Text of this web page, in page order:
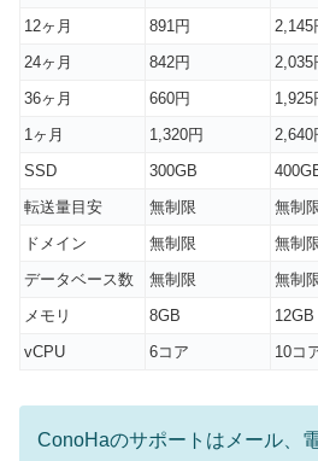
12ヶ月
891円 2,145
24ヶ月
842円 2,035
36ヶ月
660円 1,925
1ヶ月
1,320円 2,640
SSD
300GB
転送量目安
無制限 無制
ドメイン
無制限 無制
データベース数
無制限 無制
メモリ
8GB 12GB
vCPU
6コア 10コ
ConoHaのサポートはメール、